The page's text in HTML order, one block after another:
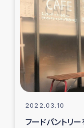
仮設
イ
2022.03.10
フードパントリ